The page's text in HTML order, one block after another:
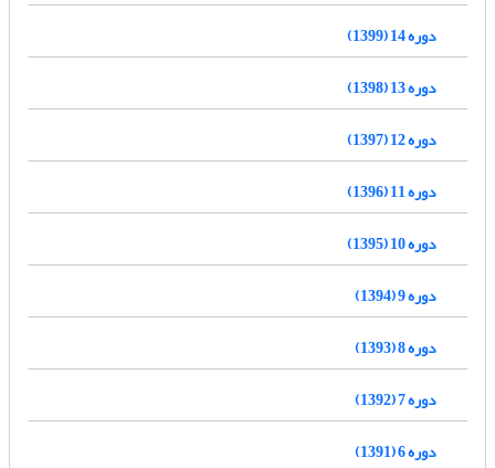
دوره 14 (1399)
دوره 13 (1398)
دوره 12 (1397)
دوره 11 (1396)
دوره 10 (1395)
دوره 9 (1394)
دوره 8 (1393)
دوره 7 (1392)
دوره 6 (1391)